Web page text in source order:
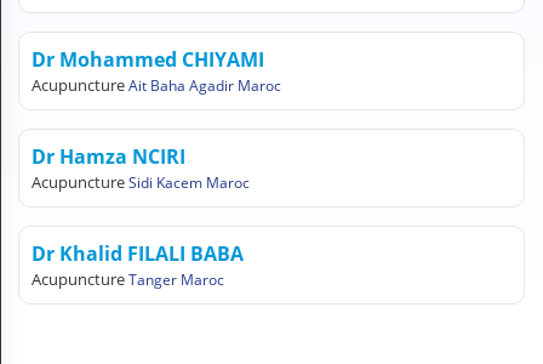
M
O
N
C
O
M
P
T
E
Dr Mohammed CHIYAMI
AcupunctureAit Baha Agadir Maroc
Dr Hamza NCIRI
AcupunctureSidi Kacem Maroc
Dr Khalid FILALI BABA
AcupunctureTanger Maroc